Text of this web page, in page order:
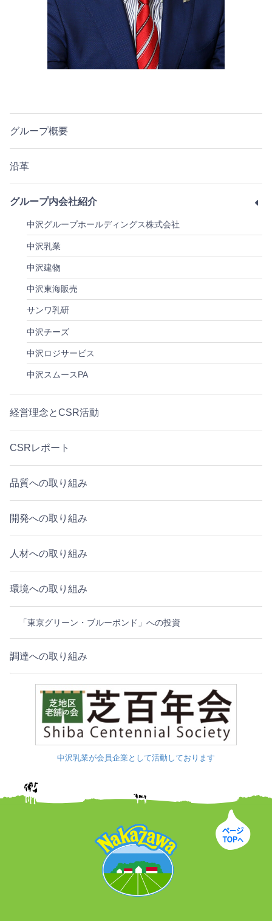
グループ概要
沿革
グループ内会社紹介
中沢グループホールディングス株式会社
中沢乳業
中沢建物
中沢東海販売
サンワ乳研
中沢チーズ
中沢ロジサービス
中沢スムースPA
経営理念とCSR活動
CSRレポート
品質への取り組み
開発への取り組み
人材への取り組み
環境への取り組み
「東京グリーン・ブルーボンド」への投資
調達への取り組み
中沢乳業が会員企業として活動しております